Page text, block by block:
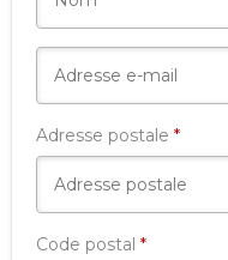
Adresse postale *
Code postal *